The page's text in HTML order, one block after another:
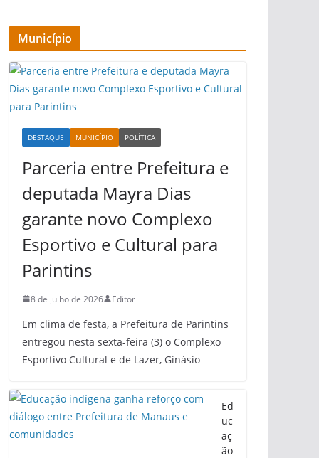
Município
DESTAQUE MUNICÍPIO POLÍTICA
Parceria entre Prefeitura e
deputada Mayra Dias
garante novo Complexo
Esportivo e Cultural para
Parintins
8 de julho de 2026 Editor
Em clima de festa, a Prefeitura de Parintins
entregou nesta sexta-feira (3) o Complexo
Esportivo Cultural e de Lazer, Ginásio
Ed
uc
aç
ão